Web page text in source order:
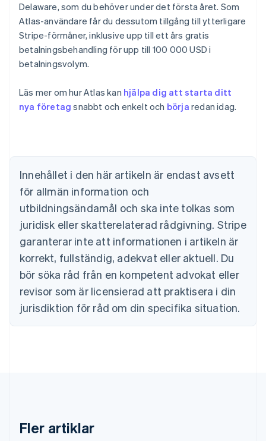
Delaware, som du behöver under det första året. Som
Atlas-användare får du dessutom tillgång till ytterligare
Stripe-förmåner, inklusive upp till ett års gratis
betalningsbehandling för upp till 100 000 USD i
betalningsvolym.
Läs mer om hur Atlas kan hjälpa dig att starta ditt
nya företag snabbt och enkelt och börja redan idag.
Innehållet i den här artikeln är endast avsett
för allmän information och
utbildningsändamål och ska inte tolkas som
juridisk eller skatterelaterad rådgivning. Stripe
garanterar inte att informationen i artikeln är
korrekt, fullständig, adekvat eller aktuell. Du
bör söka råd från en kompetent advokat eller
revisor som är licensierad att praktisera i din
jurisdiktion för råd om din specifika situation.
Fler artiklar
Australien
English
PortuguêsEnglish
Bulgarien
English
Cypern
English
Danmark
English
Estland
Fastlandskina
简体中文English
Finland
English Svenska
Frankrike
简体中文
Indien